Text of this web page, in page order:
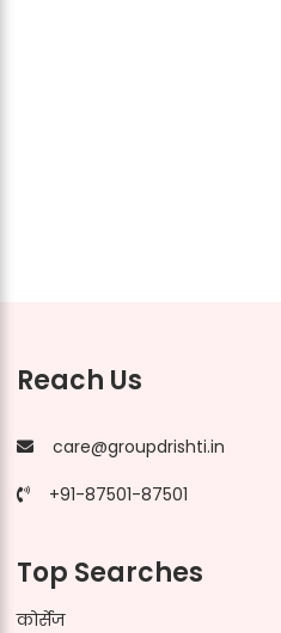
Reach Us
care@groupdrishti.in
+91-87501-87501
Top Searches
कोर्सेज